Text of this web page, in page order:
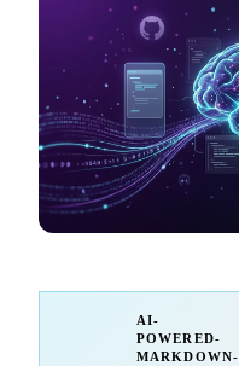
AI-
POWERED-
MARKDOWN-